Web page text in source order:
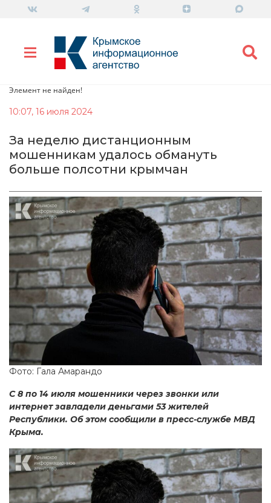
Элемент не найден!
10:07, 16 июля 2024
За неделю дистанционным
мошенникам удалось обмануть
больше полсотни крымчан
Фото: Гала Амарандо
С 8 по 14 июля мошенники через звонки или
интернет завладели деньгами 53 жителей
Республики. Об этом сообщили в пресс-службе МВД
Крыма.